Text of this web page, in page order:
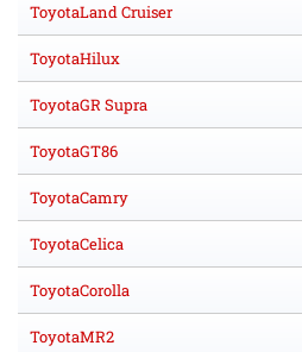
ToyotaLand Cruiser
ToyotaHilux
ToyotaGR Supra
ToyotaGT86
ToyotaCamry
ToyotaCelica
ToyotaCorolla
ToyotaMR2